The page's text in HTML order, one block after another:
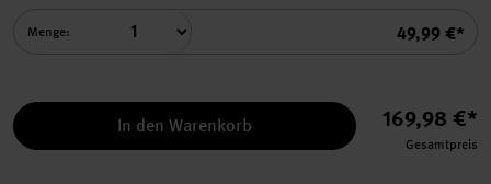
Summe
49,99 €*
Menge:
In den Warenkorb 169,98 €*
Gesamtpreis